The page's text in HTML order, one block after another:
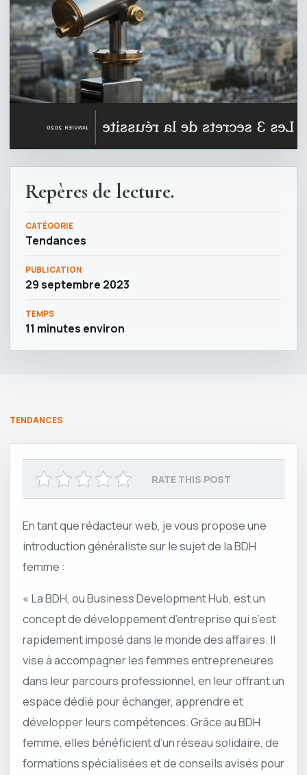
Repères de lecture.
CATÉGORIE
Tendances
PUBLICATION
29 septembre 2023
TEMPS
11 minutes environ
TENDANCES
RATE THIS POST
En tant que rédacteur web, je vous propose une
introduction généraliste sur le sujet de la BDH
femme :
« La BDH, ou Business Development Hub, est un
concept de développement d’entreprise qui s’est
rapidement imposé dans le monde des affaires. Il
vise à accompagner les femmes entrepreneures
dans leur parcours professionnel, en leur offrant un
espace dédié pour échanger, apprendre et
développer leurs compétences. Grâce au BDH
femme, elles bénéficient d’un réseau solidaire, de
formations spécialisées et de conseils avisés pour